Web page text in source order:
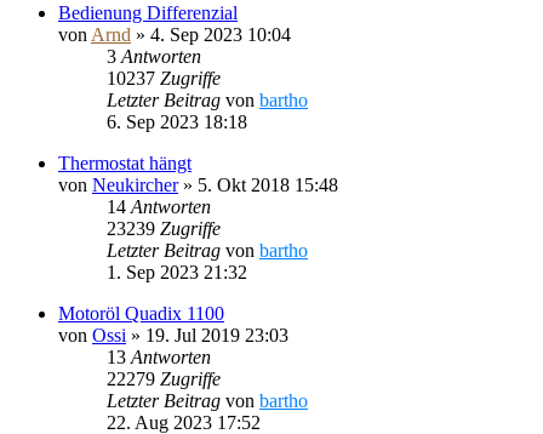
Bedienung Differenzial
von Arnd » 4. Sep 2023 10:04
3 Antworten
10237 Zugriffe
Letzter Beitrag von bartho
6. Sep 2023 18:18
Thermostat hängt
von Neukircher» 5. Okt 2018 15:48
14 Antworten
23239 Zugriffe
Letzter Beitrag von bartho
1. Sep 2023 21:32
Motoröl Quadix 1100
von Ossi » 19. Jul 2019 23:03
13 Antworten
22279 Zugriffe
Letzter Beitrag von bartho
22. Aug 2023 17:52